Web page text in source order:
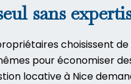
sans
choisissent
pour économiser
locative à Nice